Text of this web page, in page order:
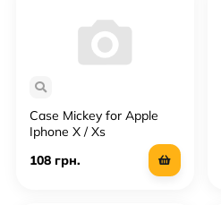
Case Mickey for Apple
Iphone X / Xs
108 грн.